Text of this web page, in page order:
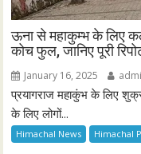
ऊना से महाकुम्भ के लिए
कोच फुल, जानिए पूरी
January 16, 2025
प्रयागराज महाकुंभ के लिए
के लिए लोगों...
Himachal News Himachal